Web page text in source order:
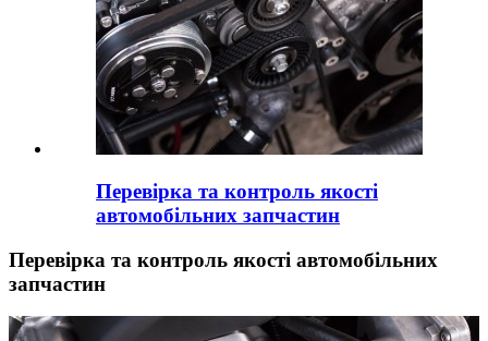
Перевірка та контроль якості
автомобільних запчастин
Перевірка та контроль якості автомобільних
запчастин